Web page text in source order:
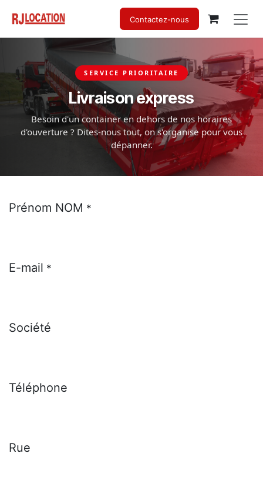
Contactez-nous
SERVICE PRIORITAIRE
Livraison express
Besoin d'un container en dehors de nos horaires
d'ouverture ? Dites-nous tout, on s'organise pour vous
dépanner.
Prénom NOM *
E-mail *
Société
Téléphone
Rue